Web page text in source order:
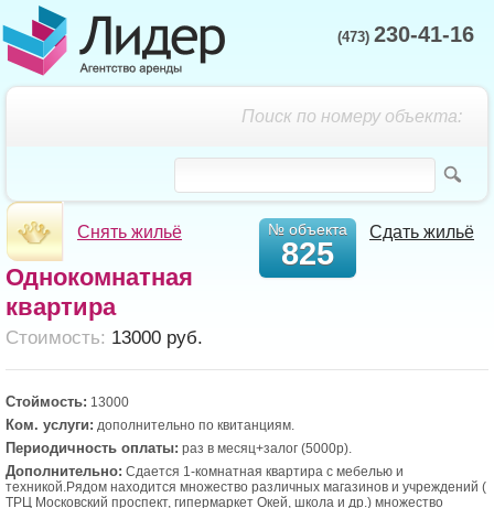
(473) 230-41-16
Поиск по номеру объекта:
Снять жильё Сдать жильё
№ объекта
825
Однокомнатная
квартира
Cтоимость: 13000 руб.
Стоймость: 13000
Ком. услуги: дополнительно по квитанциям.
Периодичность оплаты: раз в месяц+залог (5000р).
Дополнительно: Сдается 1-комнатная квартира с мебелью и
техникой.Рядом находится множество различных магазинов и учреждений (
ТРЦ Московский проспект, гипермаркет Окей, школа и др.) множество